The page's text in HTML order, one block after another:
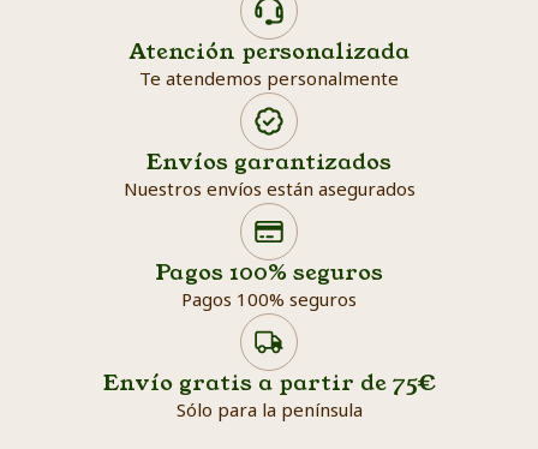
Atención personalizada
Te atendemos personalmente
Envíos garantizados
Nuestros envíos están asegurados
Pagos 100% seguros
Pagos 100% seguros
Envío gratis a partir de 75€
Sólo para la península
Search products